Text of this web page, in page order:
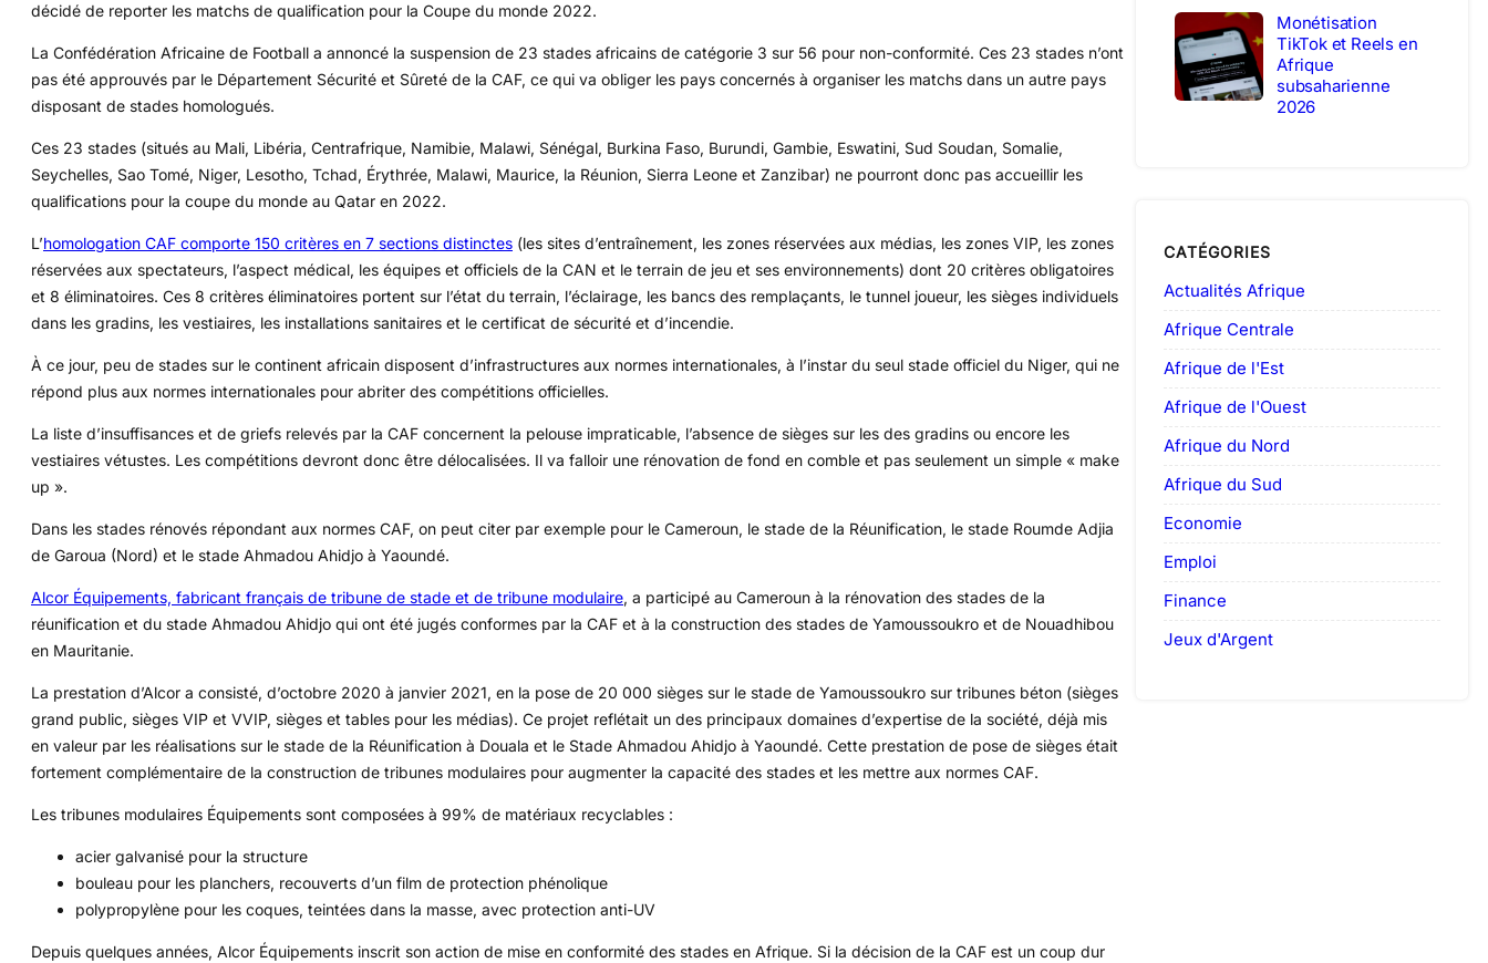
décidé de reporter les matchs de qualification pour la Coupe du monde 2022.
La Confédération Africaine de Football a annoncé la suspension de 23 stades africains de catégorie 3 sur 56 pour non-conformité. Ces 23 stades n’ont
pas été approuvés par le Département Sécurité et Sûreté de la CAF, ce qui va obliger les pays concernés à organiser les matchs dans un autre pays
disposant de stades homologués.
Ces 23 stades (situés au Mali, Libéria, Centrafrique, Namibie, Malawi, Sénégal, Burkina Faso, Burundi, Gambie, Eswatini, Sud Soudan, Somalie,
Seychelles, Sao Tomé, Niger, Lesotho, Tchad, Érythrée, Malawi, Maurice, la Réunion, Sierra Leone et Zanzibar) ne pourront donc pas accueillir les
qualifications pour la coupe du monde au Qatar en 2022.
L’homologation CAF comporte 150 critères en 7 sections distinctes (les sites d’entraînement, les zones réservées aux médias, les zones VIP, les zones
réservées aux spectateurs, l’aspect médical, les équipes et officiels de la CAN et le terrain de jeu et ses environnements) dont 20 critères obligatoires
et 8 éliminatoires. Ces 8 critères éliminatoires portent sur l’état du terrain, l’éclairage, les bancs des remplaçants, le tunnel joueur, les sièges individuels
dans les gradins, les vestiaires, les installations sanitaires et le certificat de sécurité et d’incendie.
À ce jour, peu de stades sur le continent africain disposent d’infrastructures aux normes internationales, à l’instar du seul stade officiel du Niger, qui ne
répond plus aux normes internationales pour abriter des compétitions officielles.
La liste d’insuffisances et de griefs relevés par la CAF concernent la pelouse impraticable, l’absence de sièges sur les des gradins ou encore les
vestiaires vétustes. Les compétitions devront donc être délocalisées. Il va falloir une rénovation de fond en comble et pas seulement un simple « make
up ».
Dans les stades rénovés répondant aux normes CAF, on peut citer par exemple pour le Cameroun, le stade de la Réunification, le stade Roumde Adjia
de Garoua (Nord) et le stade Ahmadou Ahidjo à Yaoundé.
Alcor Équipements, fabricant français de tribune de stade et de tribune modulaire, a participé au Cameroun à la rénovation des stades de la
réunification et du stade Ahmadou Ahidjo qui ont été jugés conformes par la CAF et à la construction des stades de Yamoussoukro et de Nouadhibou
en Mauritanie.
La prestation d’Alcor a consisté, d’octobre 2020 à janvier 2021, en la pose de 20 000 sièges sur le stade de Yamoussoukro sur tribunes béton (sièges
grand public, sièges VIP et VVIP, sièges et tables pour les médias). Ce projet reflétait un des principaux domaines d’expertise de la société, déjà mis
en valeur par les réalisations sur le stade de la Réunification à Douala et le Stade Ahmadou Ahidjo à Yaoundé. Cette prestation de pose de sièges était
fortement complémentaire de la construction de tribunes modulaires pour augmenter la capacité des stades et les mettre aux normes CAF.
Les tribunes modulaires Équipements sont composées à 99% de matériaux recyclables :
acier galvanisé pour la structure
bouleau pour les planchers, recouverts d’un film de protection phénolique
polypropylène pour les coques, teintées dans la masse, avec protection anti-UV
Depuis quelques années, Alcor Équipements inscrit son action de mise en conformité des stades en Afrique. Si la décision de la CAF est un coup dur
Monétisation
TikTok et Reels en
Afrique
subsaharienne
2026
CATÉGORIES
Actualités Afrique
Afrique Centrale
Afrique de l'Est
Afrique de l'Ouest
Afrique du Nord
Afrique du Sud
Economie
Emploi
Finance
Jeux d'Argent